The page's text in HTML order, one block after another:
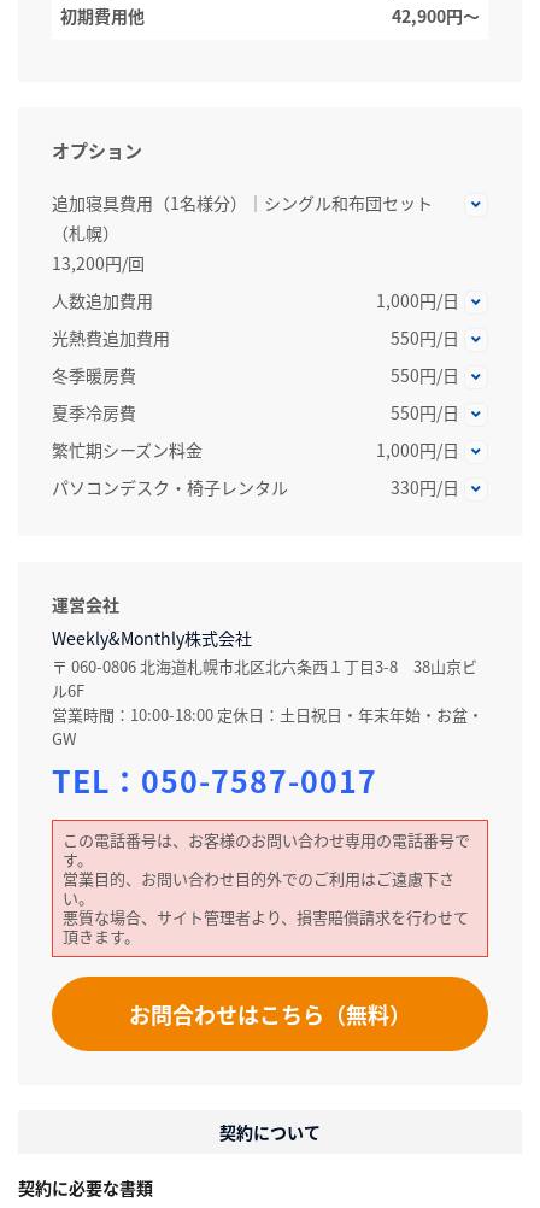
初期費用他 42,900円〜
オプション
追加寝具費用（1名様分）｜シングル和布団セット
（札幌）
13,200円/回
人数追加費用
1,000円/日
光熱費追加費用
550円/日
冬季暖房費
550円/日
夏季冷房費
550円/日
繁忙期シーズン料金
1,000円/日
パソコンデスク・椅子レンタル
330円/日
運営会社
Weekly&Monthly株式会社
〒 060-0806 北海道札幌市北区北六条西１丁目3-8 38山京ビ
ル6F
営業時間：10:00-18:00 定休日：土日祝日・年末年始・お盆・
GW
TEL： 050-7587-0017
この電話番号は、お客様のお問い合わせ専用の電話番号で
す。
営業目的、お問い合わせ目的外でのご利用はご遠慮下さ
い。
悪質な場合、サイト管理者より、損害賠償請求を行わせて
頂きます。
お問合わせはこちら（無料）
契約について
契約に必要な書類